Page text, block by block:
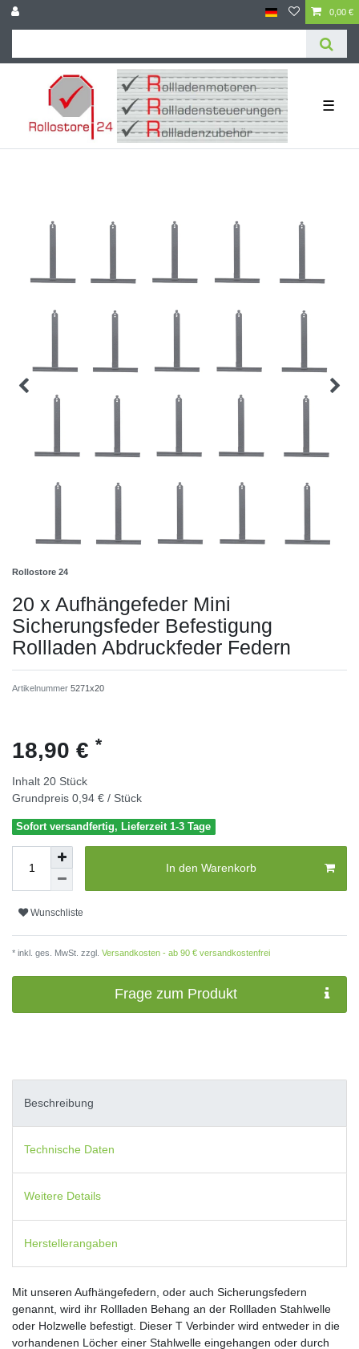
0,00 €
☰
Rollostore 24
20 x Aufhängefeder Mini
Sicherungsfeder Befestigung
Rollladen Abdruckfeder Federn
Artikelnummer 5271x20
18,90 € *
Inhalt 20 Stück
Grundpreis 0,94 € / Stück
Sofort versandfertig, Lieferzeit 1-3 Tage
In den Warenkorb
Wunschliste
* inkl. ges. MwSt. zzgl. Versandkosten - ab 90 € versandkostenfrei
Frage zum Produkt
Beschreibung
Technische Daten
Weitere Details
Herstellerangaben
Mit unseren Aufhängefedern, oder auch Sicherungsfedern
genannt, wird ihr Rollladen Behang an der Rollladen Stahlwelle
oder Holzwelle befestigt. Dieser T Verbinder wird entweder in die
vorhandenen Löcher einer Stahlwelle eingehangen oder durch